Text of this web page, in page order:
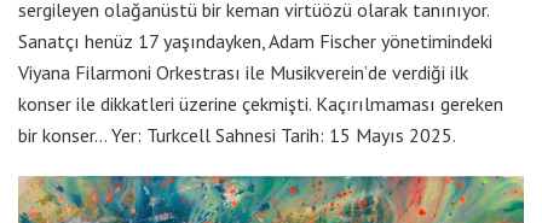
sergileyen olağanüstü bir keman virtüözü olarak tanınıyor.
Sanatçı henüz 17 yaşındayken, Adam Fischer yönetimindeki
Viyana Filarmoni Orkestrası ile Musikverein’de verdiği ilk
konser ile dikkatleri üzerine çekmişti. Kaçırılmaması gereken
bir konser… Yer: Turkcell Sahnesi Tarih: 15 Mayıs 2025.